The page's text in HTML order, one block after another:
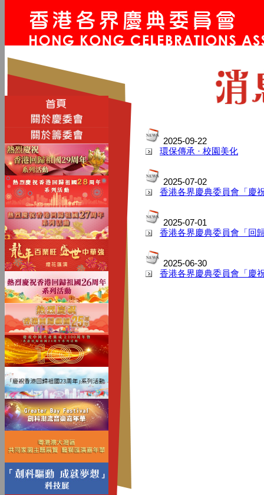
2025-09-22
環保傳承 · 校園美化
2025-07-02
香港各界慶典委員會「慶
2025-07-01
香港各界慶典委員會「回
2025-06-30
香港各界慶典委員會「慶